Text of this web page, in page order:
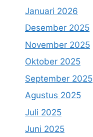
Januari 2026
Desember 2025
November 2025
Oktober 2025
September 2025
Agustus 2025
Juli 2025
Juni 2025